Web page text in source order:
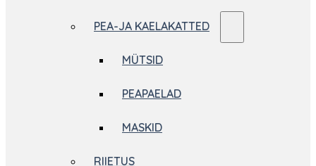
PEA-JA KAELAKATTED
MÜTSID
PEAPAELAD
MASKID
RIIETUS